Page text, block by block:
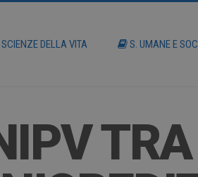
SCIENZE DELLA VITA S. UMANE E